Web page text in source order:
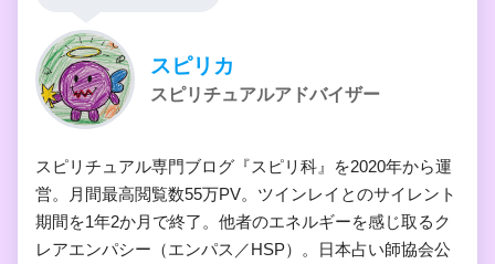
スピリカ
スピリチュアルアドバイザー
スピリチュアル専門ブログ『スピリ科』を2020年から運
営。月間最高閲覧数55万PV。ツインレイとのサイレント
期間を1年2か月で終了。他者のエネルギーを感じ取るク
レアエンパシー（エンパス／HSP）。日本占い師協会公